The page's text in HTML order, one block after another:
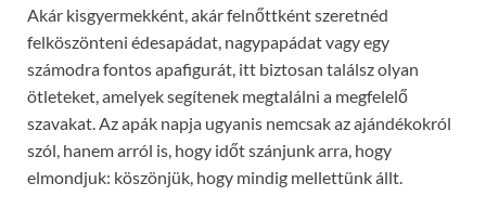
Akár kisgyermekként, akár felnőttként szeretnéd
felköszönteni édesapádat, nagypapádat vagy egy
számodra fontos apafigurát, itt biztosan találsz olyan
ötleteket, amelyek segítenek megtalálni a megfelelő
szavakat. Az apák napja ugyanis nemcsak az ajándékokról
szól, hanem arról is, hogy időt szánjunk arra, hogy
elmondjuk: köszönjük, hogy mindig mellettünk állt.